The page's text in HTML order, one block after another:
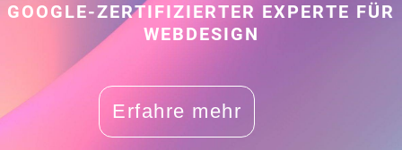
GOOGLE-ZERTIFIZIERTER EXPERTE FÜR
WEBDESIGN
Erfahre mehr